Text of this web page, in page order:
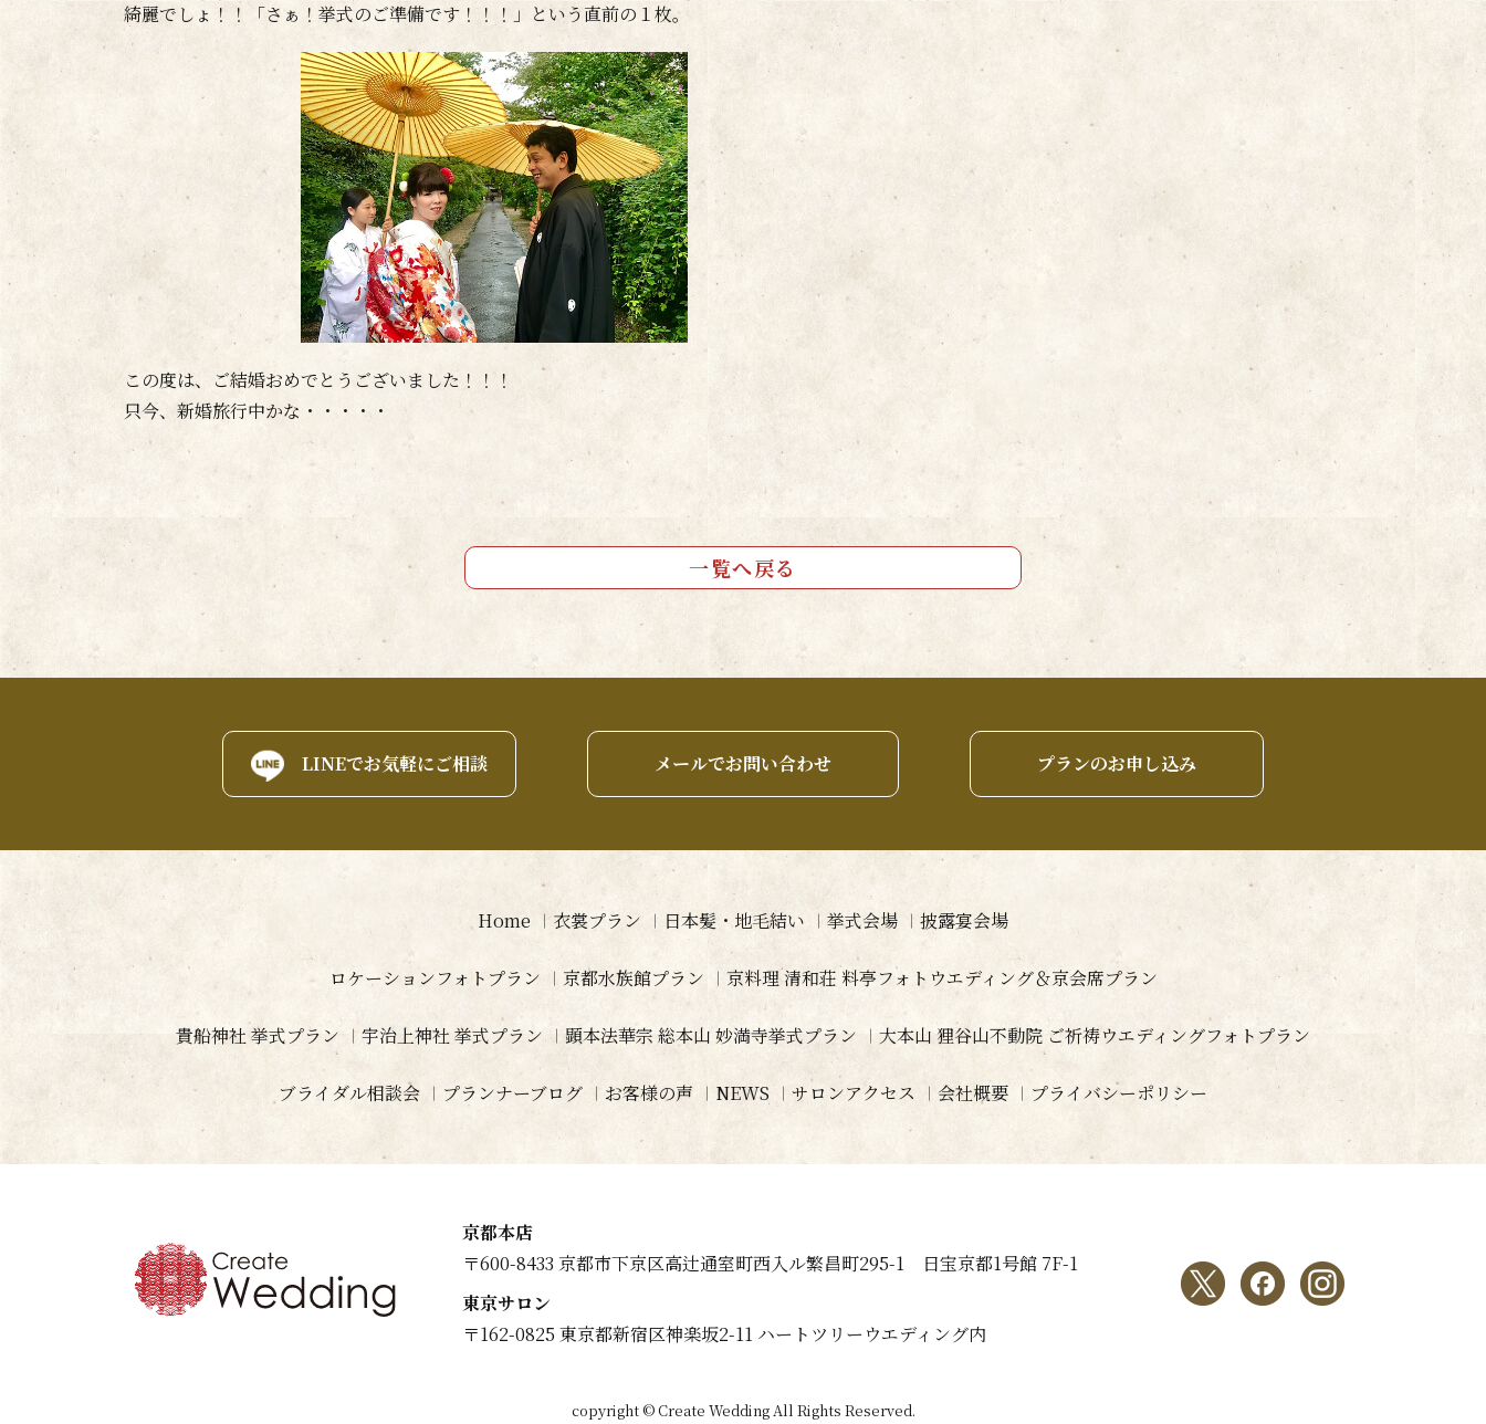
綺麗でしょ！！「さぁ！挙式のご準備です！！！」という直前の１枚。
この度は、ご結婚おめでとうございました！！！
只今、新婚旅行中かな・・・・・
一覧へ戻る
LINEでお気軽にご相談 メールでお問い合わせ プランのお申し込み
Home 衣裳プラン 日本髪・地毛結い 挙式会場 披露宴会場
ロケーションフォトプラン 京都水族館プラン 京料理 清和荘 料亭フォトウエディング＆京会席プラン
貴船神社 挙式プラン 宇治上神社 挙式プラン 顕本法華宗 総本山 妙満寺挙式プラン 大本山 狸谷山不動院 ご祈祷ウエディングフォトプラン
ブライダル相談会 プランナーブログ お客様の声 NEWS サロンアクセス 会社概要 プライバシーポリシー
京都本店
〒600-8433 京都市下京区高辻通室町西入ル繁昌町295-1 日宝京都1号館 7F-1
東京サロン
〒162-0825 東京都新宿区神楽坂2-11 ハートツリーウエディング内
copyright © Create Wedding All Rights Reserved.